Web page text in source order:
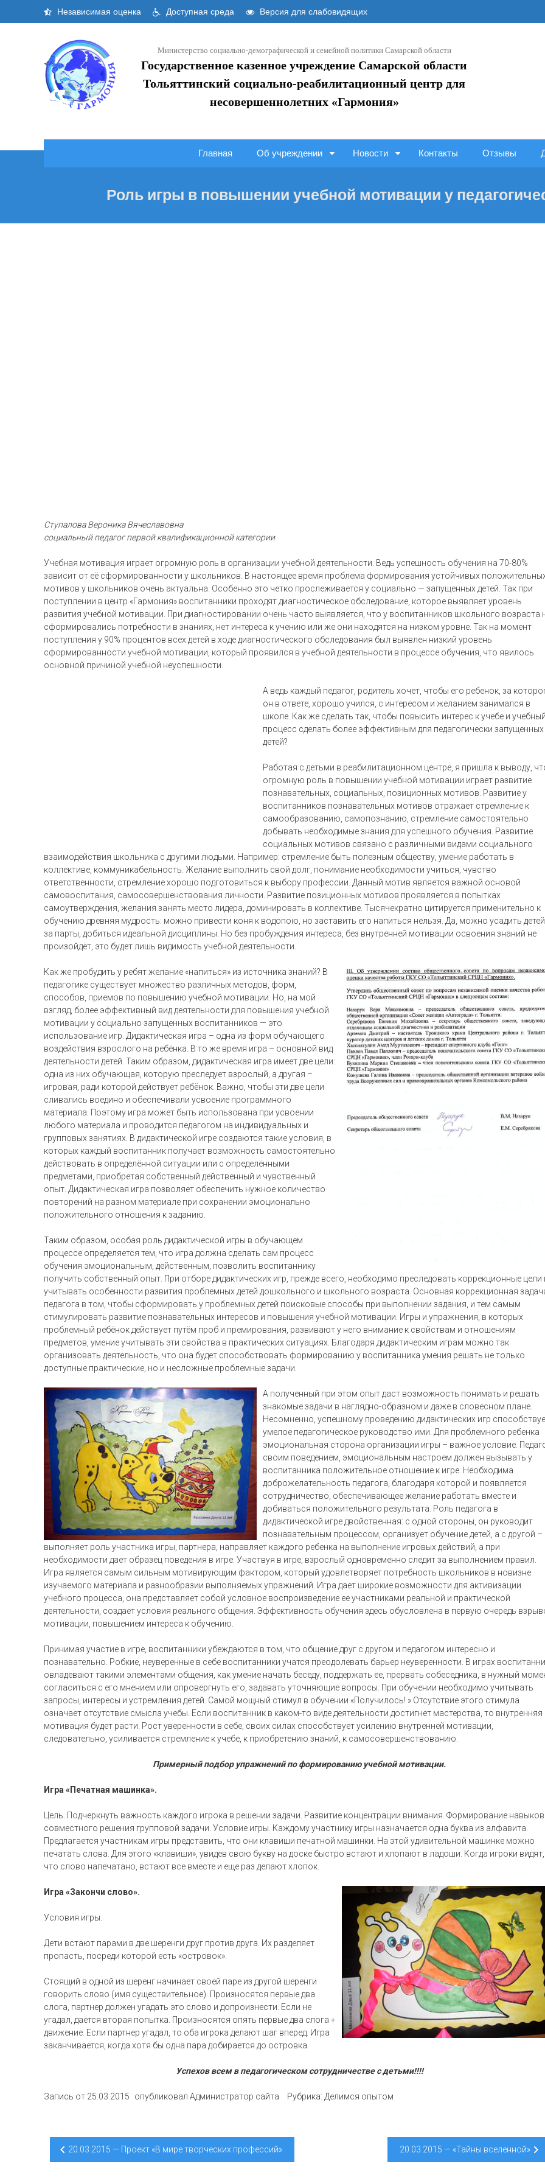
Независимая оценка Доступная среда Версия для слабовидящих
Министерство социально-демографической и семейной политики Самарской области
Государственное казенное учреждение Самарской области
Тольяттинский социально-реабилитационный центр для
несовершеннолетних «Гармония»
Главная Об учреждении Новости Контакты Отзывы
Роль игры в повышении учебной мотивации у
Ступалова Вероника Вячеславовна
социальный педагог первой квалификационной категории
Учебная мотивация играет огромную роль в организации учебной деятельности. Ведь успешность обучения на 70-80%
зависит от её сформированности у школьников. В настоящее время проблема формирования устойчивых
мотивов у школьников очень актуальна. Особенно это четко прослеживается у социально — запущенных детей. Так при
поступлении в центр «Гармония» воспитанники проходят диагностическое обследование, которое выявляет уровень
развития учебной мотивации. При диагностировании очень часто выявляется, что у воспитанников школьного возраста
сформировались потребности в знаниях, нет интереса к учению или же они находятся на низком уровне. Так на момент
поступления у 90% процентов всех детей в ходе диагностического обследования был выявлен низкий уровень
сформированности учебной мотивации, который проявился в учебной деятельности в процессе обучения, что явилось
основной причиной учебной неуспешности.
А ведь каждый педагог, родитель хочет, чтобы его ребенок, за
он в ответе, хорошо учился, с интересом и желанием занимался в
школе. Как же сделать так, чтобы повысить интерес к учебе и
процесс сделать более эффективным для педагогически запущенных
детей?
Работая с детьми в реабилитационном центре, я пришла к выводу,
огромную роль в повышении учебной мотивации играет развитие
познавательных, социальных, позиционных мотивов. Развитие у
воспитанников познавательных мотивов отражает стремление к
самообразованию, самопознанию, стремление самостоятельно
добывать необходимые знания для успешного обучения. Развитие
социальных мотивов связано с различными видами социального
взаимодействия школьника с другими людьми. Например: стремление быть полезным обществу, умение работать в
коллективе, коммуникабельность. Желание выполнить свой долг, понимание необходимости учиться, чувство
ответственности, стремление хорошо подготовиться к выбору профессии. Данный мотив является важной основой
самовоспитания, самосовершенствования личности. Развитие позиционных мотивов проявляется в попытках
самоутверждения, желания занять место лидера, доминировать в коллективе. Тысячекратно цитируется применительно к
обучению древняя мудрость: можно привести коня к водопою, но заставить его напиться нельзя. Да, можно усадить детей
за парты, добиться идеальной дисциплины. Но без пробуждения интереса, без внутренней мотивации освоения знаний не
произойдёт, это будет лишь видимость учебной деятельности.
Как же пробудить у ребят желание «напиться» из источника знаний? В
педагогике существует множество различных методов, форм,
способов, приемов по повышению учебной мотивации. Но, на мой
взгляд, более эффективный вид деятельности для повышения учебной
мотивации у социально запущенных воспитанников — это
использование игр. Дидактическая игра – одна из форм обучающего
воздействия взрослого на ребёнка. В то же время игра – основной вид
деятельности детей. Таким образом, дидактическая игра имеет две цели:
одна из них обучающая, которую преследует взрослый, а другая –
игровая, ради которой действует ребёнок. Важно, чтобы эти две цели
сливались воедино и обеспечивали усвоение программного
материала. Поэтому игра может быть использована при усвоении
любого материала и проводится педагогом на индивидуальных и
групповых занятиях. В дидактической игре создаются такие условия, в
которых каждый воспитанник получает возможность самостоятельно
действовать в определённой ситуации или с определёнными
предметами, приобретая собственный действенный и чувственный
опыт. Дидактическая игра позволяет обеспечить нужное количество
повторений на разном материале при сохранении эмоционально
положительного отношения к заданию.
Таким образом, особая роль дидактической игры в обучающем
процессе определяется тем, что игра должна сделать сам процесс
обучения эмоциональным, действенным, позволить воспитаннику
получить собственный опыт. При отборе дидактических игр, прежде всего, необходимо преследовать коррекционные цели
учитывать особенности развития проблемных детей дошкольного и школьного возраста. Основная коррекционная
педагога в том, чтобы сформировать у проблемных детей поисковые способы при выполнении задания, и тем самым
стимулировать развитие познавательных интересов и повышения учебной мотивации. Игры и упражнения, в которых
проблемный ребёнок действует путём проб и премирования, развивают у него внимание к свойствам и отношениям
предметов, умение учитывать эти свойства в практических ситуациях. Благодаря дидактическим играм можно так
организовать деятельность, что она будет способствовать формированию у воспитанника умения решать не только
доступные практические, но и несложные проблемные задачи.
А полученный при этом опыт даст возможность понимать и решать
знакомые задачи в наглядно-образном и даже в словесном плане.
Несомненно, успешному проведению дидактических игр
умелое педагогическое руководство ими. Для проблемного ребенка
эмоциональная сторона организации игры – важное условие.
своим поведением, эмоциональным настроем должен вызывать у
воспитанника положительное отношение к игре. Необходима
доброжелательность педагога, благодаря которой и появляется
сотрудничество, обеспечивающее желание работать вместе и
добиваться положительного результата. Роль педагога в
дидактической игре двойственная: с одной стороны, он руководит
познавательным процессом, организует обучение детей, а с другой –
выполняет роль участника игры, партнера, направляет каждого ребенка на выполнение игровых действий, а при
необходимости дает образец поведения в игре. Участвуя в игре, взрослый одновременно следит за выполнением правил.
Игра является самым сильным мотивирующим фактором, который удовлетворяет потребность школьников в новизне
изучаемого материала и разнообразии выполняемых упражнений. Игра дает широкие возможности для активизации
учебного процесса, она представляет собой условное воспроизведение ее участниками реальной и практической
деятельности, создает условия реального общения. Эффективность обучения здесь обусловлена в первую очередь
мотивации, повышением интереса к обучению.
Принимая участие в игре, воспитанники убеждаются в том, что общение друг с другом и педагогом интересно и
познавательно. Робкие, неуверенные в себе воспитанники учатся преодолевать барьер неуверенности. В играх
овладевают такими элементами общения, как умение начать беседу, поддержать ее, прервать собеседника, в нужный
согласиться с его мнением или опровергнуть его, задавать уточняющие вопросы. При обучении необходимо учитывать
запросы, интересы и устремления детей. Самой мощный стимул в обучении «Получилось! » Отсутствие этого стимула
означает отсутствие смысла учебы. Если воспитанник в каком-то виде деятельности достигнет мастерства, то внутренняя
мотивация будет расти. Рост уверенности в себе, своих силах способствует усилению внутренней мотивации,
следовательно, усиливается стремление к учебе, к приобретению знаний, к самосовершенствованию.
Примерный подбор упражнений по формированию учебной мотивации.
Игра «Печатная машинка».
Цель. Подчеркнуть важность каждого игрока в решении задачи. Развитие концентрации внимания. Формирование навыков
совместного решения групповой задачи. Условие игры. Каждому участнику игры назначается одна буква из алфавита.
Предлагается участникам игры представить, что они клавиши печатной машинки. На этой удивительной машинке можно
печатать слова. Для этого «клавиши», увидев свою букву на доске быстро встают и хлопают в ладоши. Когда игроки видят,
что слово напечатано, встают все вместе и еще раз делают хлопок.
Игра «Закончи слово».
Условия игры.
Дети встают парами в две шеренги друг против друга. Их разделяет
пропасть, посреди которой есть «островок».
Стоящий в одной из шеренг начинает своей паре из другой шеренги
говорить слово (имя существительное). Произносятся первые два
слога, партнер должен угадать это слово и допроизнести. Если не
угадал, дается вторая попытка. Произносятся опять первые два слога +
движение. Если партнер угадал, то оба игрока делают шаг вперед. Игра
заканчивается, когда хотя бы одна пара добирается до островка.
Успехов всем в педагогическом сотрудничестве с детьми!!!!
Запись от 25.03.2015 опубликовал Администратор сайта Рубрика: Делимся опытом
Навигация
по
20.03.2015 — Проект «В мире творческих профессий» 20.03.2015 — «Тайны вселенной»